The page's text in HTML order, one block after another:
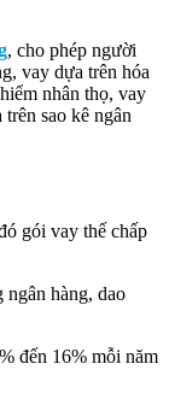
, cho phép người
vay dựa trên hóa
nhân thọ, vay
sao kê ngân
gói vay thế chấp
ngân hàng, dao
đến 16% mỗi năm